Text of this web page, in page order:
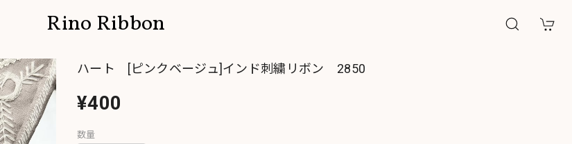
Rino Ribbon
ハート [ピンクベージュ]インド刺繍リボン 2850
¥400
数量